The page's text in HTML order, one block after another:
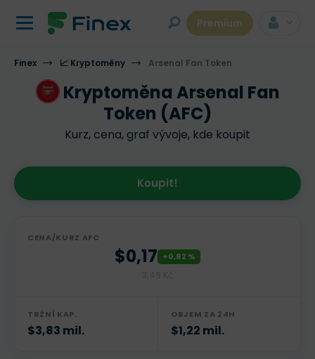
Premium
Finex 📈 Kryptoměny Arsenal Fan Token
Kryptoměna Arsenal Fan
Token (AFC)
Kurz, cena, graf vývoje, kde koupit
Koupit!
CENA/KURZ AFC
$0,17 +0,82 %
TRŽNÍ KAP.
$3,83 mil.
OBJEM ZA 24H
$1,22 mil.